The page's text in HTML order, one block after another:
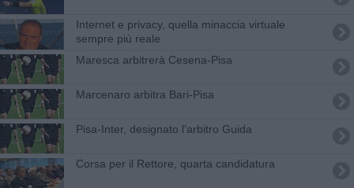
Internet e privacy, quella minaccia virtuale
sempre più reale
Maresca arbitrerà Cesena-Pisa
Marcenaro arbitra Bari-Pisa
Pisa-Inter, designato l’arbitro Guida
Corsa per il Rettore, quarta candidatura